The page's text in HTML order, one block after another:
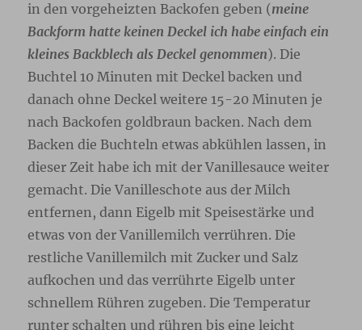
in den vorgeheizten Backofen geben (meine
Backform hatte keinen Deckel ich habe einfach ein
kleines Backblech als Deckel genommen). Die
Buchtel 10 Minuten mit Deckel backen und
danach ohne Deckel weitere 15-20 Minuten je
nach Backofen goldbraun backen. Nach dem
Backen die Buchteln etwas abkühlen lassen, in
dieser Zeit habe ich mit der Vanillesauce weiter
gemacht. Die Vanilleschote aus der Milch
entfernen, dann Eigelb mit Speisestärke und
etwas von der Vanillemilch verrühren. Die
restliche Vanillemilch mit Zucker und Salz
aufkochen und das verrührte Eigelb unter
schnellem Rühren zugeben. Die Temperatur
runter schalten und rühren bis eine leicht